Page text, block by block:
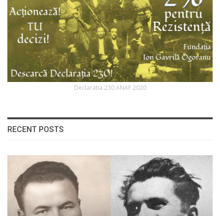
Declaratia 230 ANAF 2020
RECENT POSTS